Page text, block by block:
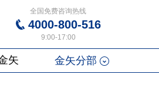
全国免费咨询热线
4000-800-516
9:00-17:00
矢 金矢分部